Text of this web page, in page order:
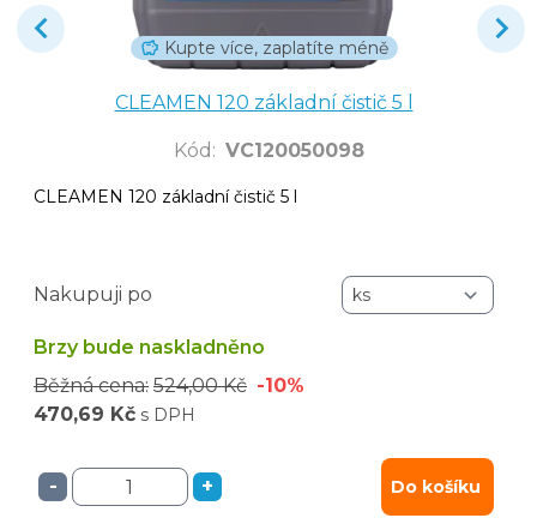
Kupte více, zaplatíte méně
CLEAMEN 120 základní čistič 5 l
Kód : VC120050098
CLEAMEN 120 základní čistič 5 l
Nakupuji po
Brzy bude naskladněno
Běžná cena: 524,00 Kč -10%
470,69 Kč s DPH
- + Do košíku